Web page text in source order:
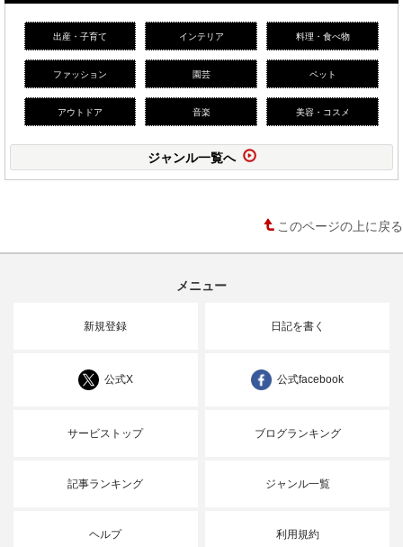
出産・子育て インテリア 料理・食べ物
ファッション 園芸 ペット
アウトドア 音楽 美容・コスメ
ジャンル一覧へ
このページの上に戻る
メニュー
新規登録 日記を書く
公式X 公式facebook
サービストップ ブログランキング
記事ランキング ジャンル一覧
ヘルプ 利用規約